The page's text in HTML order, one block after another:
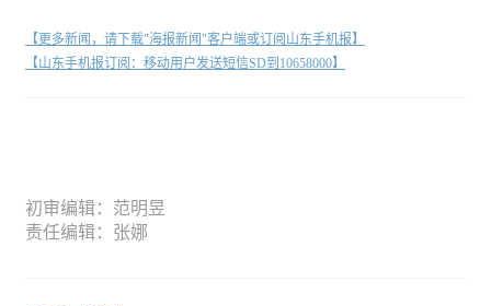
【更多新闻，请下载"海报新闻"客户端或订阅山东手机报】
【山东手机报订阅：移动用户发送短信SD到10658000】
初审编辑：范明昱
责任编辑：张娜